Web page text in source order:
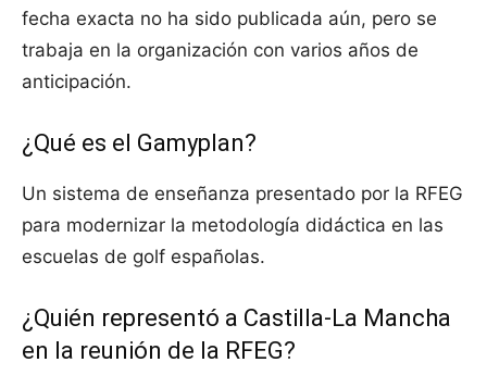
fecha exacta no ha sido publicada aún, pero se
trabaja en la organización con varios años de
anticipación.
¿Qué es el Gamyplan?
Un sistema de enseñanza presentado por la RFEG
para modernizar la metodología didáctica en las
escuelas de golf españolas.
¿Quién representó a Castilla-La Mancha
en la reunión de la RFEG?